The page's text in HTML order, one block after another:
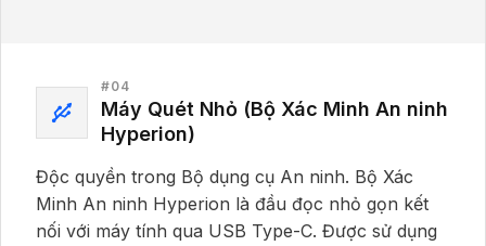
#04
Máy Quét Nhỏ (Bộ Xác Minh An ninh
Hyperion)
Độc quyền trong Bộ dụng cụ An ninh. Bộ Xác
Minh An ninh Hyperion là đầu đọc nhỏ gọn kết
nối với máy tính qua USB Type-C. Được sử dụng